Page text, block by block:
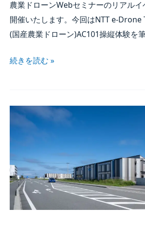
農業ドローンWebセミナーの​リアル
開催いたします。​今回は​NTT e-
(国産農業ドローン)AC101操縦体験を​
続きを​読む »
SkyLink Japanでは​
人員を​